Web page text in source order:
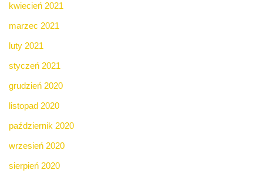
kwiecień 2021
marzec 2021
luty 2021
styczeń 2021
grudzień 2020
listopad 2020
październik 2020
wrzesień 2020
sierpień 2020